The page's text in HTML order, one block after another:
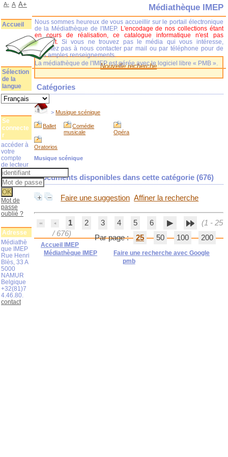
Nouvelle recherche
Catégories
>Musique scénique
Ballet
Comédie
musicale
Opéra
Oratorios
Musique scénique
Documents disponibles dans cette catégorie (676)
Faire une suggestion Affiner la recherche
1 2 3 4 5 6
(1 - 25
/ 676)
Par page : 25 50 100 200
Accueil IMEP
Médiathèque IMEP
Faire une recherche avec Google
pmb
Médiathèque IMEP
Nous sommes heureux de vous accueillir sur le portail électronique
de la Médiathèque de l'IMEP. L'encodage de nos collections étant
en cours de réalisation, ce catalogue informatique n'est pas
complet.
Si vous ne trouvez pas le média qui vous intéresse,
n'hésitez pas à nous contacter par mail ou par téléphone pour de
plus amples renseignements.
La médiathèque de l'IMEP est gérée avec le logiciel libre « PMB ».
A- A A+
Accueil
Sélection
de la
langue
Se
connecte
r
accéder à
votre
compte
de lecteur
Mot de
passe
oublié ?
Adresse
Médiathè
que IMEP
Rue Henri
Blès, 33 A
5000
NAMUR
Belgique
+32(81)7
4.46.80.
contact